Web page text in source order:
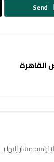
Send
مشار إليها بـ